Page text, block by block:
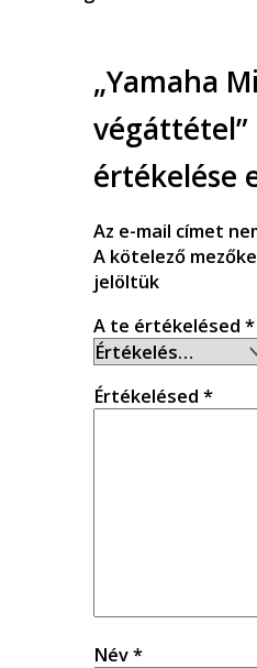
„Yamaha
végáttétel”
értékelése
Az e-mail címet
A kötelező
jelöltük
A te értékelésed *
Értékelésed *
Név*